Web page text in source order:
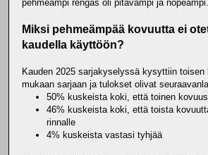
pehmeämpi rengas oli pitävämpi ja nopeampi.
Miksi pehmeämpää kovuutta ei
kaudella käyttöön?
Kauden 2025 sarjakyselyssä kysyttiin toisen
mukaan sarjaan ja tulokset olivat
50% kuskeista koki, että toinen
46% kuskeista koki, että toista
rinnalle
4% kuskeista vastasi tyhjää